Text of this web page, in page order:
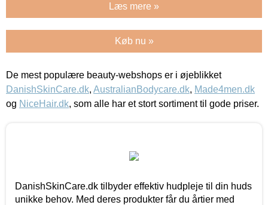
Læs mere »
Køb nu »
De mest populære beauty-webshops er i øjeblikket
DanishSkinCare.dk, AustralianBodycare.dk, Made4men.dk
og NiceHair.dk, som alle har et stort sortiment til gode priser.
DanishSkinCare.dk tilbyder effektiv hudpleje til din huds
unikke behov. Med deres produkter får du årtier med